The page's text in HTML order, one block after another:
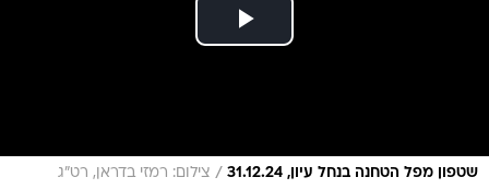
שטפון מפל הטחנה בנחל עיון, 31.12.24 / צילום: רמזי בדראן, רט"ג